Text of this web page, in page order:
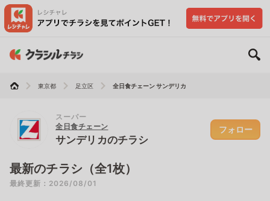
東京都 足立区 全日食チェーン サンデリカ
スーパー
全日食チェーン
サンデリカのチラシ
フォロー
最新のチラシ（全1枚）
最終更新：2026/08/01